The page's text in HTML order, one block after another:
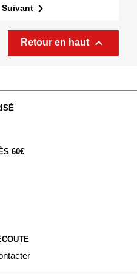
Suivant 
Retour en haut 
60€